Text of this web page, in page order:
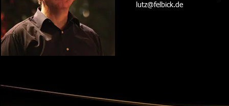
lutz@felbick.de